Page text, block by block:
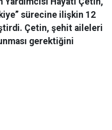
sürecine ilişkin 12
Çetin, şehit aileleri
gerektiğini